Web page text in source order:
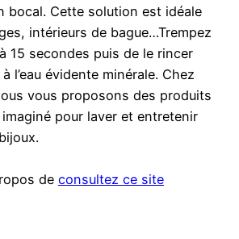
bocal. Cette solution est idéale
intérieurs de bague…Trempez
15 secondes puis de le rincer
l’eau évidente minérale. Chez
vous proposons des produits
pour laver et entretenir
de consultez ce site